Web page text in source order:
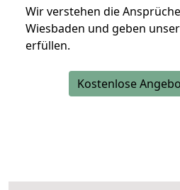
Wir verstehen die
Wiesbaden und geben
erfüllen.
Kostenlose